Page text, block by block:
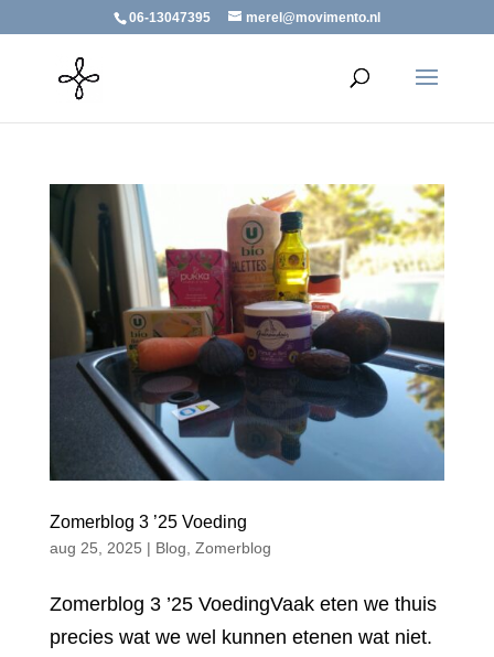
06-13047395 merel@movimento.nl
Zomerblog 3 ’25 Voeding
aug 25, 2025 | Blog Zomerblog
Zomerblog 3 ’25 VoedingVaak eten we thuis
precies wat we wel kunnen etenen wat niet.